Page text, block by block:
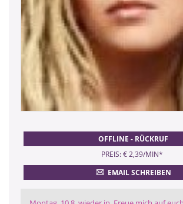
OFFLINE - RÜCKRUF
PREIS: € 2,39/MIN*
EMAIL SCHREIBEN